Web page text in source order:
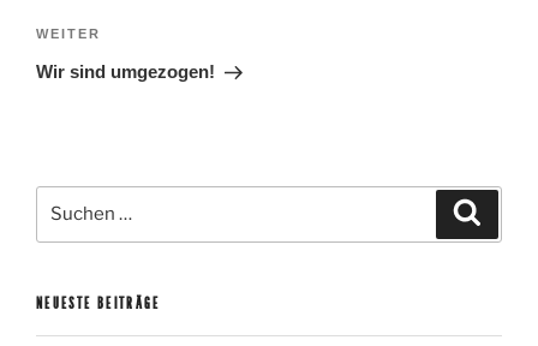
Nächster
Beitrag
WEITER
Wir sind umgezogen!
nach:
NEUESTE BEITRÄGE